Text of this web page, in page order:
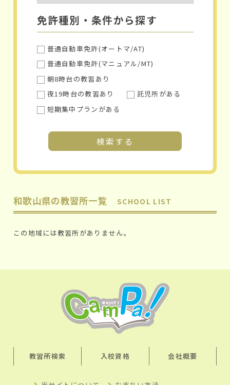
免許種別・条件から探す
普通自動車免許(オートマ/AT)
普通自動車免許(マニュアル/MT)
朝8時台の教習あり
夜19時台の教習あり
託児所がある
短期集中プランがある
和歌山県の教習所一覧 SCHOOL LIST
この地域には教習所がありません。
教習所検索 入校資格 会社概要